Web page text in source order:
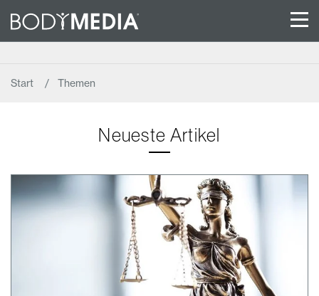
Start Themen
Neueste Artikel